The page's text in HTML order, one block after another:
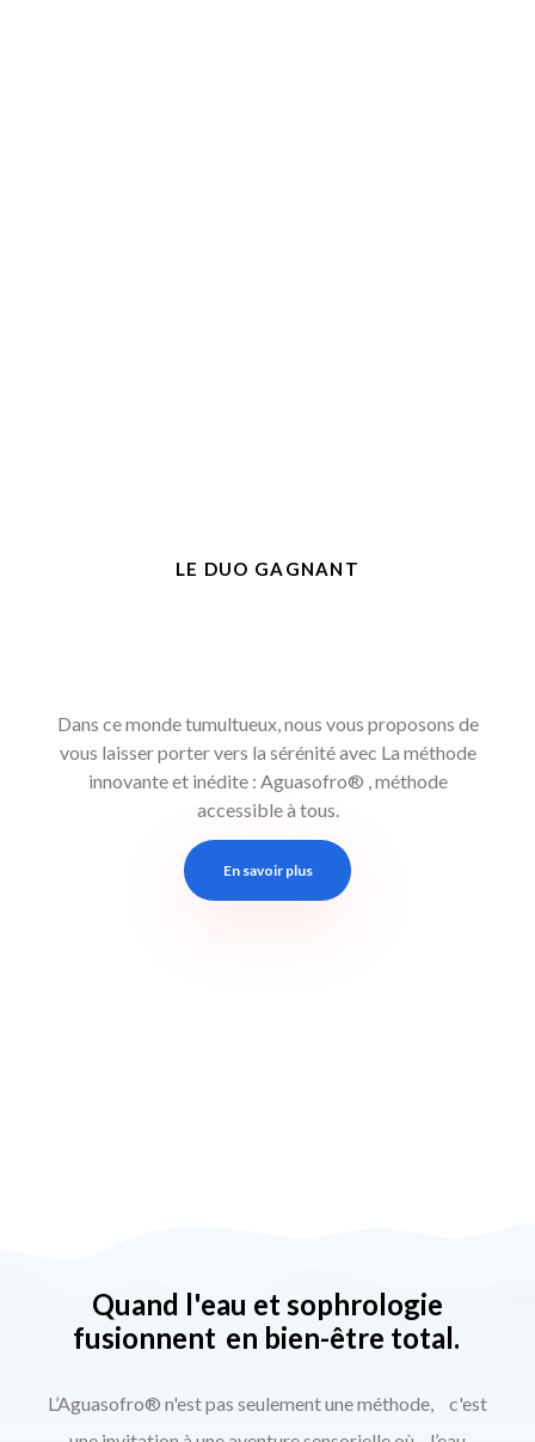
LE DUO GAGNANT
Dans ce monde tumultueux, nous vous proposons de
vous laisser porter vers la sérénité avec La méthode
innovante et inédite : Aguasofro® , méthode
accessible à tous.
En savoir plus
Quand l'eau et sophrologie
fusionnent en bien-être total.
L’Aguasofro® n'est pas seulement une méthode, c'est